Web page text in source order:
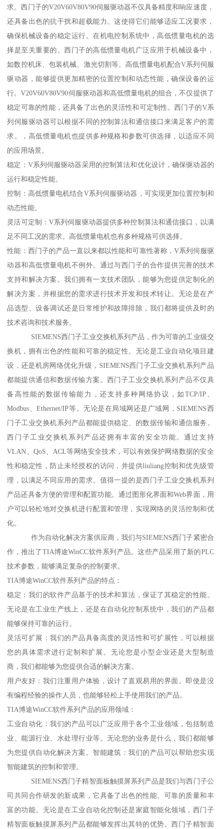
求。西门子的V20V60V80V90伺服驱动器不仅具备精度和响应速度，
还具备出色的抗干扰和超载能力。这使得它们能够适应工况要求，
确保机械设备的稳定运行。在机电控制系统中，高低惯量电机的选
择是至关重要的。西门子的高低惯量电机广泛应用于机械设备中，
如数控机床、包装机械、激光切割等。高低惯量电机配合V系列伺服
驱动器，能够提供更加精密的位置控制和动态性能，确保设备的运
行。V20V60V80V90伺服驱动器和高低惯量电机的组合，不仅提供了
稳定可靠的性能，还具备了出色的灵活性和可定制性。西门子的V系
列伺服驱动器可以根据不同的控制算法和通信接口来满足客户的需
求。，高低惯量电机也提供多种规格和参数可供选择，以适应不同
的应用场景。
稳定：V系列伺服驱动器采用的控制算法和优化设计，确保驱动器的
运行和稳定性能。
控制：高低惯量电机结合V系列伺服驱动器，可实现更加位置控制和
动态性能。
灵活可定制：V系列伺服驱动器提供多种控制算法和通信接口，以满
足不同工况的需求。高低惯量电机也有多种规格可供选择。
性能：西门子的产品一直以来都以性能和可靠性著称，V系列伺服驱
动器和高低惯量电机不例外。通过与西门子的合作提供完善的技术
支持和解决方案。我们拥有一支技术团队，能够为您提供定制化的
解决方案，并根据您的需求进行技术开发和技术转让。无论是在产
品选型、设备调试还是日常维护和故障排除，我们都将提供及时的
技术咨询和技术服务。
SIEMENS西门子工业交换机系列产品，作为可靠的工业级交
换机，拥有出色的性能和可靠的稳定性。无论是工业自动化项目建
设，还是机房网络优化升级，SIEMENS西门子工业交换机系列产品
都能提供通信和数据传输方案。西门子工业交换机系列产品不仅具
备高性能的数据传输能力，还支持多种网络协议，如TCP/IP、
Modbus、Ethernet/IP等。无论是在局域网还是广域网，SIEMENS西
门子工业交换机系列产品都能提供稳定、的数据传输和通信服务。
西门子工业交换机系列产品还拥有丰富的安全功能。通过支持
VLAN、QoS、ACL等网络安全技术，可以有效保护网络数据的安全
性和稳定性，防止未经授权的访问，并提供liuliang控制和优先级管
理，以满足不同应用的需求。值得一提的是西门子工业交换机系列
产品还具备方便的管理和配置功能。通过图形化界面和Web界面，用
户可以轻松地对交换机进行配置和管理，实现网络的灵活控制和优
化。
作为自动化解决方案供应商，我们与SIEMENS西门子紧密合
作，推出了TIA博途WinCC软件系列产品。这些产品采用了新的PLC
技术参数，能够满足复杂的控制要求。
TIA博途WinCC软件系列产品的特点：
稳定：我们的软件产品基于的技术和算法，保证了其稳定的性能。
无论是在工业生产线上，还是在自动化控制系统中，我们的产品都
能够保持可靠的运行。
灵活可扩展：我们的产品具备高度的灵活性和可扩展性，可以根据
您的具体需求进行定制和扩展。无论您是小型企业还是大型制造
商，我们都能够为您提供合适的解决方案。
用户友好：我们注重用户体验，设计了直观易用的界面。即使是没
有编程经验的操作人员，也能够轻松上手使用我们的产品。
TIA博途WinCC软件系列产品的应用领域：
工业自动化：我们的产品可以广泛应用于各个工业领域，包括制造
业、能源行业、水处理行业等。无论您的业务是什么，我们都能够
为您提供自动化解决方案。智能建筑：我们的产品可以帮助您实现
智能建筑的控制和管理。
SIEMENS西门子精智面板触摸屏系列产品是我们与西门子公
司共同合作研发的新成果，它具备了出色的性能、可靠的质量和丰
富的功能。无论是在工业自动化控制还是家庭智能化领域，西门子
精智面板触摸屏系列产品都能够发挥出其特的优势。西门子精智面